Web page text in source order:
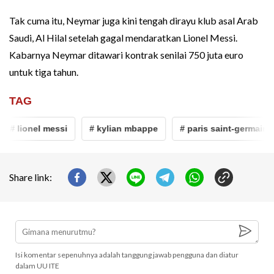
Tak cuma itu, Neymar juga kini tengah dirayu klub asal Arab
Saudi, Al Hilal setelah gagal mendaratkan Lionel Messi.
Kabarnya Neymar ditawari kontrak senilai 750 juta euro
untuk tiga tahun.
TAG
# lionel messi # kylian mbappe # paris saint-germain
Share link:
Isi komentar sepenuhnya adalah tanggung jawab pengguna dan diatur
dalam UU ITE